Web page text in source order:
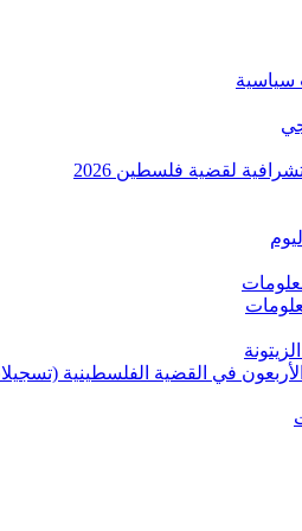
سياسية
لقضية فلسطين 2026
في القضية الفلسطينية